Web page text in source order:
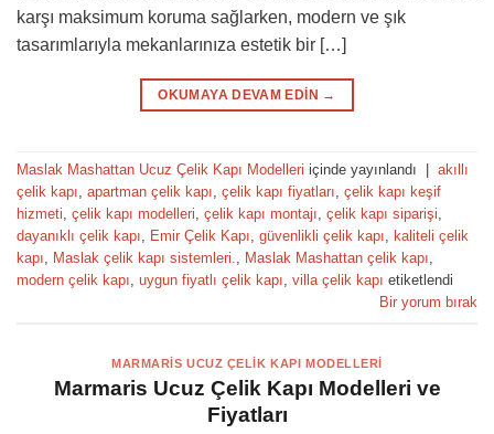
karşı maksimum koruma sağlarken, modern ve şık
tasarımlarıyla mekanlarınıza estetik bir […]
OKUMAYA DEVAM EDIN →
Maslak Mashattan Ucuz Çelik Kapı Modelleri içinde yayınlandı
akıllı
çelik kapı, apartman çelik kapı, çelik kapı fiyatları, çelik kapı keşif
hizmeti, çelik kapı modelleri, çelik kapı montajı, çelik kapı siparişi,
dayanıklı çelik kapı, Emir Çelik Kapı, güvenlikli çelik kapı, kaliteli çelik
kapı, Maslak çelik kapı sistemleri., Maslak Mashattan çelik kapı,
modern çelik kapı, uygun fiyatlı çelik kapı, villa çelik kapı etiketlendi
Bir yorum bırak
MARMARIS UCUZ ÇELIK KAPI MODELLERI
Marmaris Ucuz Çelik Kapı Modelleri ve
Fiyatları